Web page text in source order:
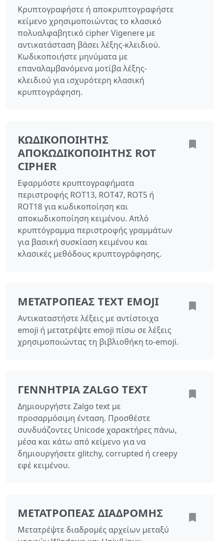
Κρυπτογραφήστε ή αποκρυπτογραφήστε
κείμενο χρησιμοποιώντας το κλασικό
πολυαλφαβητικό cipher Vigenere με
αντικατάσταση βάσει λέξης-κλειδιού.
Κωδικοποιήστε μηνύματα με
επαναλαμβανόμενα μοτίβα λέξης-
κλειδιού για ισχυρότερη κλασική
κρυπτογράφηση.
ΚΩΔΙΚΟΠΟΙΗΤΉΣ
ΑΠΟΚΩΔΙΚΟΠΟΙΗΤΉΣ ROT
CIPHER
Εφαρμόστε κρυπτογραφήματα
περιστροφής ROT13, ROT47, ROT5 ή
ROT18 για κωδικοποίηση και
αποκωδικοποίηση κειμένου. Απλό
κρυπτόγραμμα περιστροφής γραμμάτων
για βασική συσκίαση κειμένου και
κλασικές μεθόδους κρυπτογράφησης.
ΜΕΤΑΤΡΟΠΈΑΣ TEXT EMOJI
Αντικαταστήστε λέξεις με αντίστοιχα
emoji ή μετατρέψτε emoji πίσω σε λέξεις
χρησιμοποιώντας τη βιβλιοθήκη to-emoji.
ΓΕΝΝΉΤΡΙΑ ZALGO TEXT
Δημιουργήστε Zalgo text με
προσαρμόσιμη ένταση. Προσθέστε
συνδυάζοντες Unicode χαρακτήρες πάνω,
μέσα και κάτω από κείμενο για να
δημιουργήσετε glitchy, corrupted ή creepy
εφέ κειμένου.
ΜΕΤΑΤΡΟΠΈΑΣ ΔΙΑΔΡΟΜΉΣ
Μετατρέψτε διαδρομές αρχείων μεταξύ